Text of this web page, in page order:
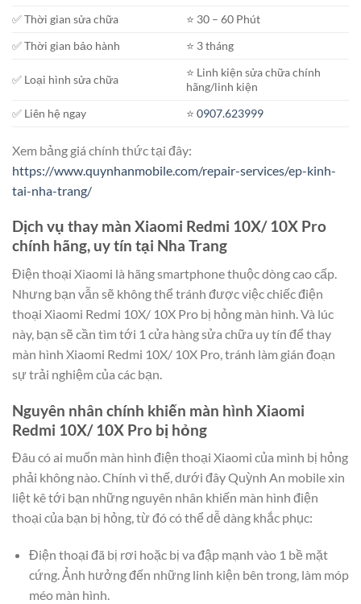
✅ Thời gian sửa chữa
⭐️ 30 – 60 Phút
✅ Thời gian bảo hành
⭐️ 3 tháng
✅ Loại hình sửa chữa
⭐️ Linh kiện sửa chữa chính
hãng/linh kiện
✅ Liên hệ ngay
⭐️0907.623999
Xem bảng giá chính thức tại đây:
https://www.quynhanmobile.com/repair-services/ep-kinh-
tai-nha-trang/
Dịch vụ thay màn Xiaomi Redmi 10X/ 10X Pro
chính hãng, uy tín tại Nha Trang
Điện thoại Xiaomi là hãng smartphone thuộc dòng cao cấp.
Nhưng bạn vẫn sẽ không thể tránh được việc chiếc điện
thoại Xiaomi Redmi 10X/ 10X Pro bị hỏng màn hình. Và lúc
này, bạn sẽ cần tìm tới 1 cửa hàng sửa chữa uy tín để thay
màn hình Xiaomi Redmi 10X/ 10X Pro, tránh làm gián đoạn
sự trải nghiệm của các bạn.
Nguyên nhân chính khiến màn hình Xiaomi
Redmi 10X/ 10X Pro bị hỏng
Đâu có ai muốn màn hình điện thoại Xiaomi của mình bị hỏng
phải không nào. Chính vì thế, dưới đây Quỳnh An mobile xin
liệt kê tới bạn những nguyên nhân khiến màn hình điện
thoại của bạn bị hỏng, từ đó có thể dễ dàng khắc phục:
Điện thoại đã bị rơi hoặc bị va đập mạnh vào 1 bề mặt
cứng. Ảnh hưởng đến những linh kiện bên trong, làm móp
méo màn hình.